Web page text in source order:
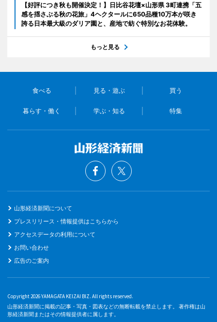
【好評につき秋も開催決定！】日比谷花壇×山形県 3町連携「五
感を揺さぶる秋の花旅」4ヘクタールに650品種10万本が咲き
誇る日本最大級のダリア園と、産地で紡ぐ特別なお花体験。
もっと見る
食べる 見る・遊ぶ 買う
暮らす・働く 学ぶ・知る 特集
山形経済新聞について
プレスリリース・情報提供はこちらから
アクセスデータの利用について
お問い合わせ
広告のご案内
Copyright 2026 YAMAGATA KEIZAI BIZ. All rights reserved.
山形経済新聞に掲載の記事・写真・図表などの無断転載を禁止します。 著作権は山
形経済新聞またはその情報提供者に属します。